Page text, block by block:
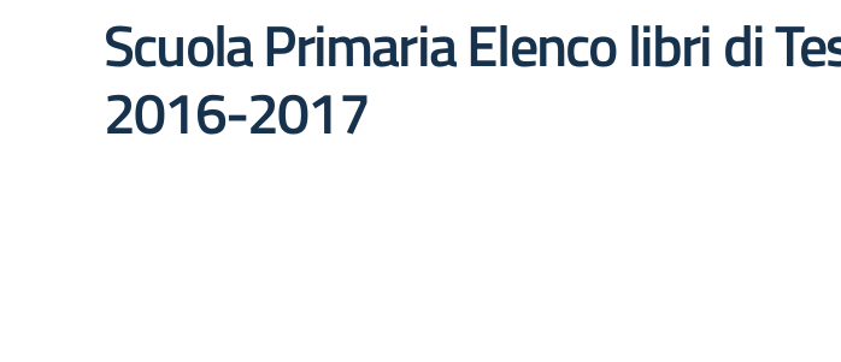
Scuola Primaria Elenco libri di
2016-2017